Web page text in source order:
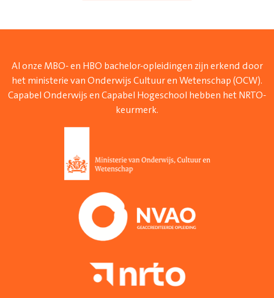
Al onze MBO- en HBO bachelor-opleidingen zijn erkend door
het ministerie van Onderwijs Cultuur en Wetenschap (OCW).
Capabel Onderwijs en Capabel Hogeschool hebben het NRTO-
keurmerk.